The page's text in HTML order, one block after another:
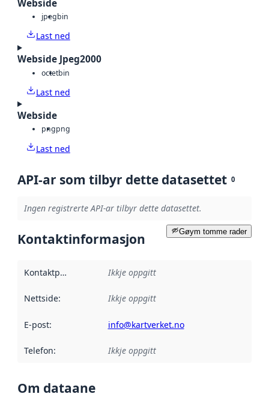
Webside
jpegbin
Last ned
Webside Jpeg2000
octetbin
Last ned
Webside
pngpng
Last ned
API-ar som tilbyr dette datasettet 0
Ingen registrerte API-ar tilbyr dette datasettet.
Gøym tomme rader
Kontaktinformasjon
Kontaktpunkt Ikkje oppgitt
Nettside: Ikkje oppgitt
E-post: info@kartverket.no
Telefon: Ikkje oppgitt
Om dataane